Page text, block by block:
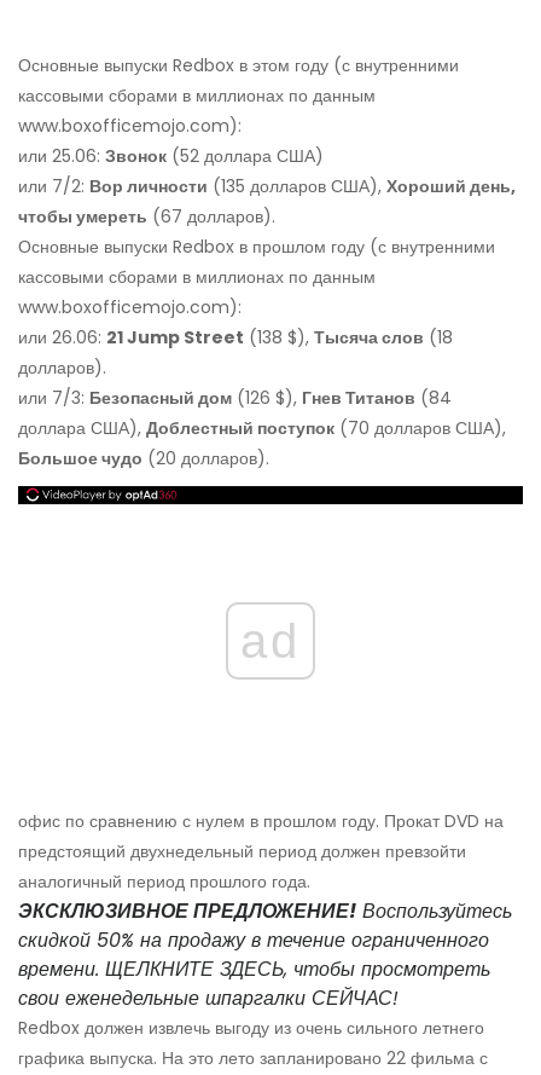
Основные выпуски Redbox в этом году (с внутренними
кассовыми сборами в миллионах по данным
www.boxofficemojo.com):
или 25.06: Звонок (52 доллара США)
или 7/2: Вор личности (135 долларов США), Хороший день,
чтобы умереть (67 долларов).
Основные выпуски Redbox в прошлом году (с внутренними
кассовыми сборами в миллионах по данным
www.boxofficemojo.com):
или 26.06: 21 Jump Street (138 $), Тысяча слов (18
долларов).
или 7/3: Безопасный дом (126 $), Гнев Титанов (84
доллара США), Доблестный поступок (70 долларов США),
Большое чудо (20 долларов).
ad
офис по сравнению с нулем в прошлом году. Прокат DVD на
предстоящий двухнедельный период должен превзойти
аналогичный период прошлого года.
ЭКСКЛЮЗИВНОЕ ПРЕДЛОЖЕНИЕ! Воспользуйтесь
скидкой 50% на продажу в течение ограниченного
времени. ЩЕЛКНИТЕ ЗДЕСЬ, чтобы просмотреть
свои еженедельные шпаргалки СЕЙЧАС!
Redbox должен извлечь выгоду из очень сильного летнего
графика выпуска. На это лето запланировано 22 фильма с